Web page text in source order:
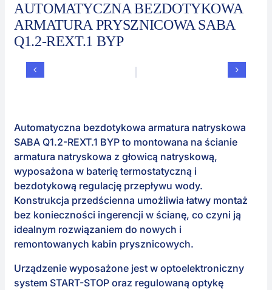
AUTOMATYCZNA BEZDOTYKOWA
ARMATURA PRYSZNICOWA SABA
Q1.2-REXT.1 BYP
Automatyczna bezdotykowa armatura natryskowa
SABA Q1.2-REXT.1 BYP to montowana na ścianie
armatura natryskowa z głowicą natryskową,
wyposażona w baterię termostatyczną i
bezdotykową regulację przepływu wody.
Konstrukcja przedścienna umożliwia łatwy montaż
bez konieczności ingerencji w ścianę, co czyni ją
idealnym rozwiązaniem do nowych i
remontowanych kabin prysznicowych.
Urządzenie wyposażone jest w optoelektroniczny
system START-STOP oraz regulowaną optykę